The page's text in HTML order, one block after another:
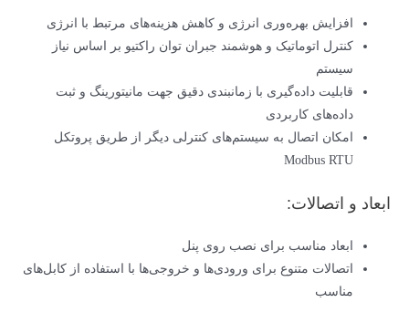
افزایش بهره‌وری انرژی و کاهش هزینه‌های مرتبط با انرژی
کنترل اتوماتیک و هوشمند جبران توان راکتیو بر اساس نیاز
سیستم
قابلیت داده‌گیری با زمانبندی دقیق جهت مانیتورینگ و ثبت
داده‌های کاربردی
امکان اتصال به سیستم‌های کنترلی دیگر از طریق پروتکل
Modbus RTU
ابعاد و اتصالات:
ابعاد مناسب برای نصب روی پنل
اتصالات متنوع برای ورودی‌ها و خروجی‌ها با استفاده از کابل‌های
مناسب